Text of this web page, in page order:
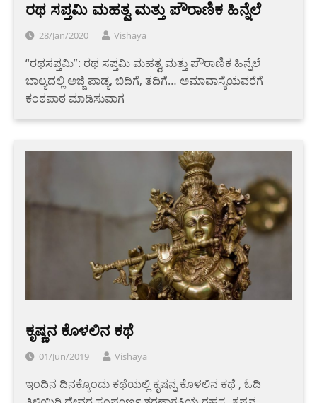
ರಥ ಸಪ್ತಮಿ ಮಹತ್ವ ಮತ್ತು ಪೌರಾಣಿಕ ಹಿನ್ನೆಲೆ
28/Jan/2020 Vishaya
“ರಥಸಪ್ತಮಿ”: ರಥ ಸಪ್ತಮಿ ಮಹತ್ವ ಮತ್ತು ಪೌರಾಣಿಕ ಹಿನ್ನೆಲೆ
ಬಾಲ್ಯದಲ್ಲಿ ಅಜ್ಜಿ ಪಾಡ್ಯ, ಬಿದಿಗೆ, ತದಿಗೆ… ಅಮಾವಾಸ್ಯೆಯವರೆಗೆ
ಕಂಠಪಾಠ ಮಾಡಿಸುವಾಗ
ಕೃಷ್ಣನ ಕೊಳಲಿನ ಕಥೆ
01/Jun/2019 Vishaya
ಇಂದಿನ ದಿನಕ್ಕೊಂದು ಕಥೆಯಲ್ಲಿ ಕೃಷನ್ನ ಕೊಳಲಿನ ಕಥೆ , ಓದಿ